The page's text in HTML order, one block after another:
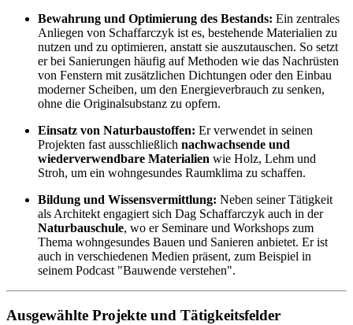
Bewahrung und Optimierung des Bestands: Ein zentrales
Anliegen von Schaffarczyk ist es, bestehende Materialien zu
nutzen und zu optimieren, anstatt sie auszutauschen. So setzt
er bei Sanierungen häufig auf Methoden wie das Nachrüsten
von Fenstern mit zusätzlichen Dichtungen oder den Einbau
moderner Scheiben, um den Energieverbrauch zu senken,
ohne die Originalsubstanz zu opfern.
Einsatz von Naturbaustoffen: Er verwendet in seinen
Projekten fast ausschließlich nachwachsende und
wiederverwendbare Materialien wie Holz, Lehm und
Stroh, um ein wohngesundes Raumklima zu schaffen.
Bildung und Wissensvermittlung: Neben seiner Tätigkeit
als Architekt engagiert sich Dag Schaffarczyk auch in der
Naturbauschule, wo er Seminare und Workshops zum
Thema wohngesundes Bauen und Sanieren anbietet. Er ist
auch in verschiedenen Medien präsent, zum Beispiel in
seinem Podcast "Bauwende verstehen".
Ausgewählte Projekte und Tätigkeitsfelder